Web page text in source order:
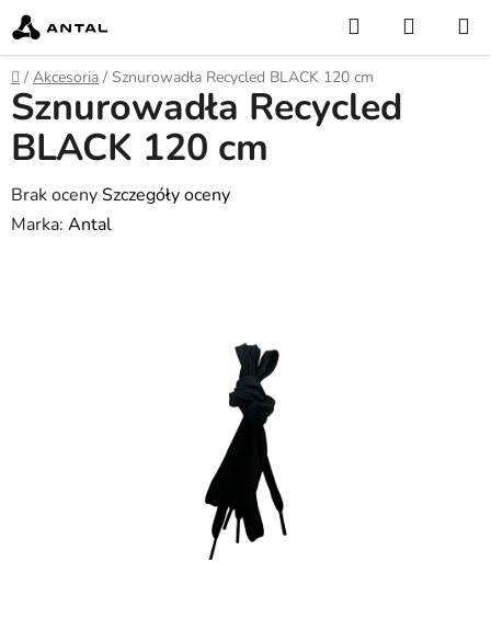
Przejść
do
treści
Szukaj
Home
/ Akcesoria / Sznurowadła Recycled BLACK 120 cm
Sznurowadła Recycled
BLACK 120 cm
Średnia
ocena
Brak ocenySzczegóły oceny
Marka: Antal